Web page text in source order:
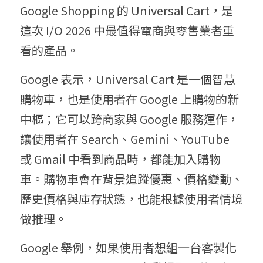
Google Shopping 的 Universal Cart，是
這次 I/O 2026 中最值得電商與零售業者重
看的產品。
Google 表示，Universal Cart 是一個智慧
購物車，也是使用者在 Google 上購物的新
中樞；它可以跨商家與 Google 服務運作，
讓使用者在 Search、Gemini、YouTube
或 Gmail 中看到商品時，都能加入購物
車。購物車會在背景追蹤優惠、價格變動、
歷史價格與庫存狀態，也能根據使用者情境
做推理。
Google 舉例，如果使用者想組一台客製化